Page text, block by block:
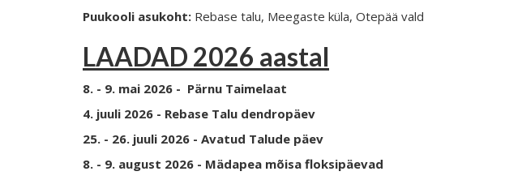
Puukooli asukoht: Rebase talu, Meegaste küla, Otepää vald
LAADAD 2026 aastal
8. - 9. mai 2026 - Pärnu Taimelaat
4. juuli 2026 - Rebase Talu dendropäev
25. - 26. juuli 2026 - Avatud Talude päev
8. - 9. august 2026 - Mädapea mõisa floksipäevad